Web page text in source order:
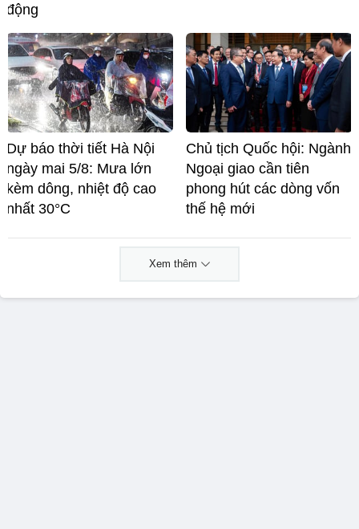
động
Dự báo thời tiết Hà Nội
ngày mai 5/8: Mưa lớn
kèm dông, nhiệt độ cao
nhất 30°C
Chủ tịch Quốc hội: Ngành
Ngoại giao cần tiên
phong hút các dòng vốn
thế hệ mới
Xem thêm